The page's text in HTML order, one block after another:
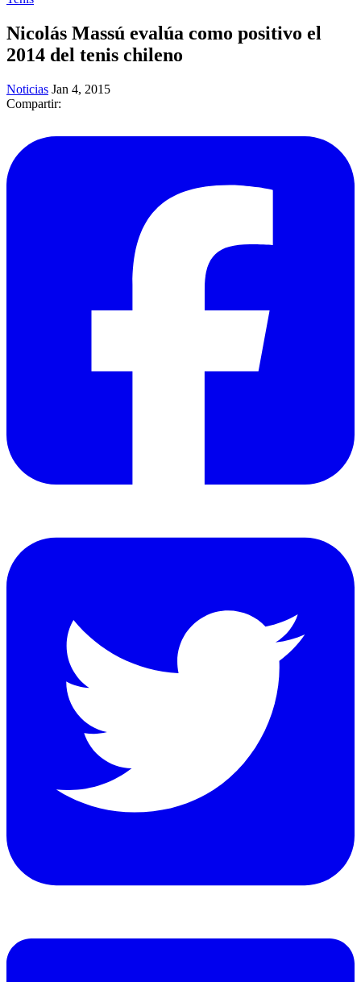
Nicolás Massú evalúa como positivo el
2014 del tenis chileno
Noticias Jan 4, 2015
Compartir: